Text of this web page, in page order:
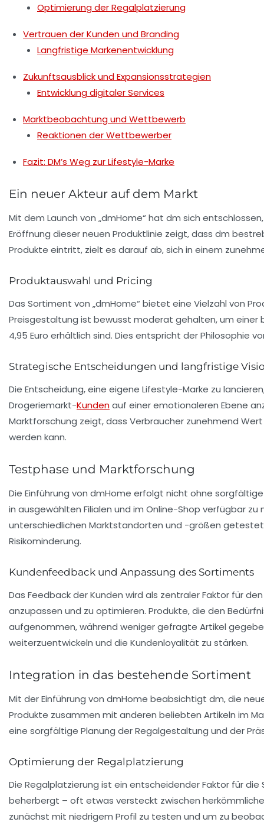
Optimierung der Regalplatzierung
Vertrauen der Kunden und Branding
Langfristige Markenentwicklung
Zukunftsausblick und Expansionsstrategien
Entwicklung digitaler Services
Marktbeobachtung und Wettbewerb
Reaktionen der Wettbewerber
Fazit: DM’s Weg zur Lifestyle-Marke
Ein neuer Akteur auf dem Markt
Mit dem Launch von „dmHome“ hat dm sich
Eröffnung dieser neuen Produktlinie zeigt, dass dm
Produkte eintritt, zielt es darauf ab, sich in einem
Produktauswahl und Pricing
Das Sortiment von „dmHome“ bietet eine Vielzahl von
Preisgestaltung ist bewusst moderat gehalten, um einer
4,95 Euro erhältlich sind. Dies entspricht der Philosophie
Strategische Entscheidungen und langfristige
Die Entscheidung, eine eigene Lifestyle-Marke zu
Drogeriemarkt-Kundenauf einer emotionaleren Ebene
Marktforschung zeigt, dass Verbraucher zunehmend
werden kann.
Testphase und Marktforschung
Die Einführung von dmHome erfolgt nicht ohne
in ausgewählten Filialen und im Online-Shop verfügbar
unterschiedlichen Marktstandorten und -größen
Risikominderung.
Kundenfeedback und Anpassung des Sortiments
Das Feedback der Kunden wird als zentraler Faktor für
anzupassen und zu optimieren. Produkte, die den
aufgenommen, während weniger gefragte Artikel
weiterzuentwickeln und die Kundenloyalität zu stärken.
Integration in das bestehende Sortiment
Mit der Einführung von dmHome beabsichtigt dm, die
Produkte zusammen mit anderen beliebten Artikeln im
eine sorgfältige Planung der Regalgestaltung und der
Optimierung der Regalplatzierung
Die Regalplatzierung ist ein entscheidender Faktor für die
beherbergt – oft etwas versteckt zwischen
zunächst mit niedrigem Profil zu testen und um zu